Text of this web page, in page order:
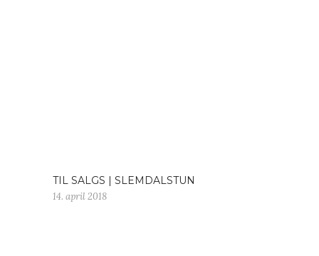
TIL SALGS | SLEMDALSTUN
14. april 2018